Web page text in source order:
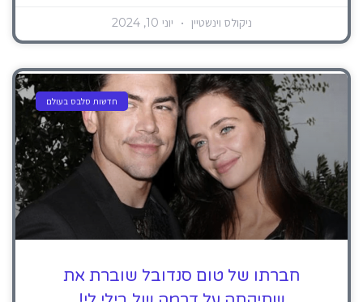
ניקולס וינשטיין יוני 10, 2024
חדשות סלבס בעולם
חברתו של טום סנדובל שוברת את